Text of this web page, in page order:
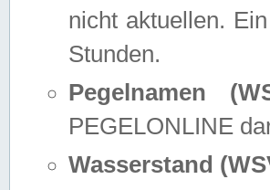
nicht aktuellen.
Stunden.
Pegelnamen
PEGELONLINE
Wasserstand